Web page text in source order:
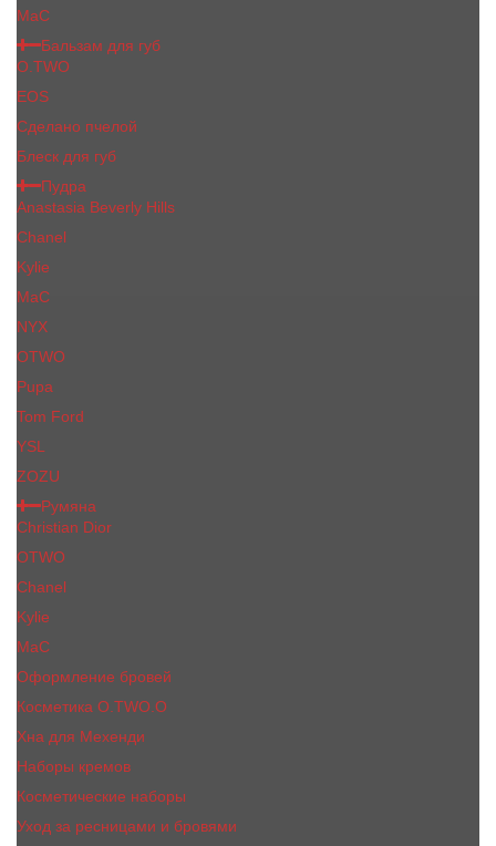
МаС
Бальзам для губ
O.TWO
EOS
Сделано пчелой
Блеск для губ
Пудра
Anastasia Beverly Hills
Chanel
Kylie
MaC
NYX
OTWO
Pupa
Tom Ford
YSL
ZOZU
Румяна
Christian Dior
OTWO
Сhanеl
Kylie
MaC
Оформление бровей
Косметика O.TWO.O
Хна для Мехенди
Наборы кремов
Косметические наборы
Уход за ресницами и бровями